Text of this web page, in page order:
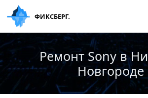
ФИКСБЕРГ.
Ремонт Sony в
Новгороде